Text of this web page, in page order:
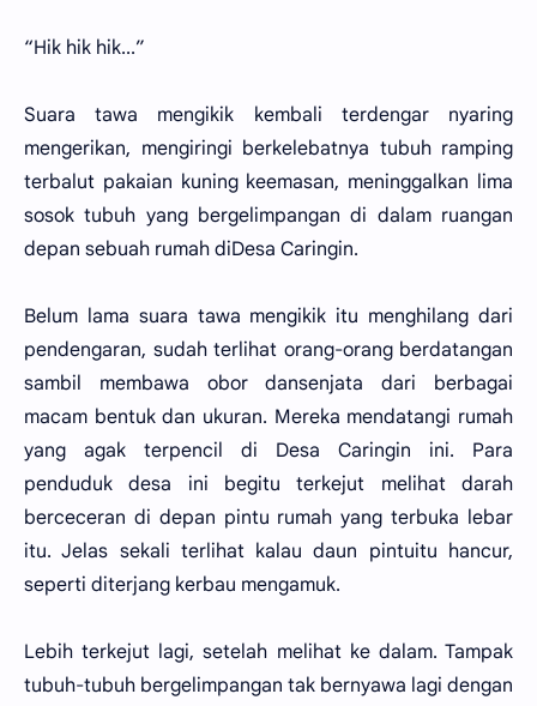
“Hik hik hik...”
Suara tawa mengikik kembali terdengar nyaring
mengerikan, mengiringi berkelebatnya tubuh ramping
terbalut pakaian kuning keemasan, meninggalkan lima
sosok tubuh yang bergelimpangan di dalam ruangan
depan sebuah rumah diDesa Caringin.
Belum lama suara tawa mengikik itu menghilang dari
pendengaran, sudah terlihat orang-orang berdatangan
sambil membawa obor dansenjata dari berbagai
macam bentuk dan ukuran. Mereka mendatangi rumah
yang agak terpencil di Desa Caringin ini. Para
penduduk desa ini begitu terkejut melihat darah
berceceran di depan pintu rumah yang terbuka lebar
itu. Jelas sekali terlihat kalau daun pintuitu hancur,
seperti diterjang kerbau mengamuk.
Lebih terkejut lagi, setelah melihat ke dalam. Tampak
tubuh-tubuh bergelimpangan tak bernyawa lagi dengan